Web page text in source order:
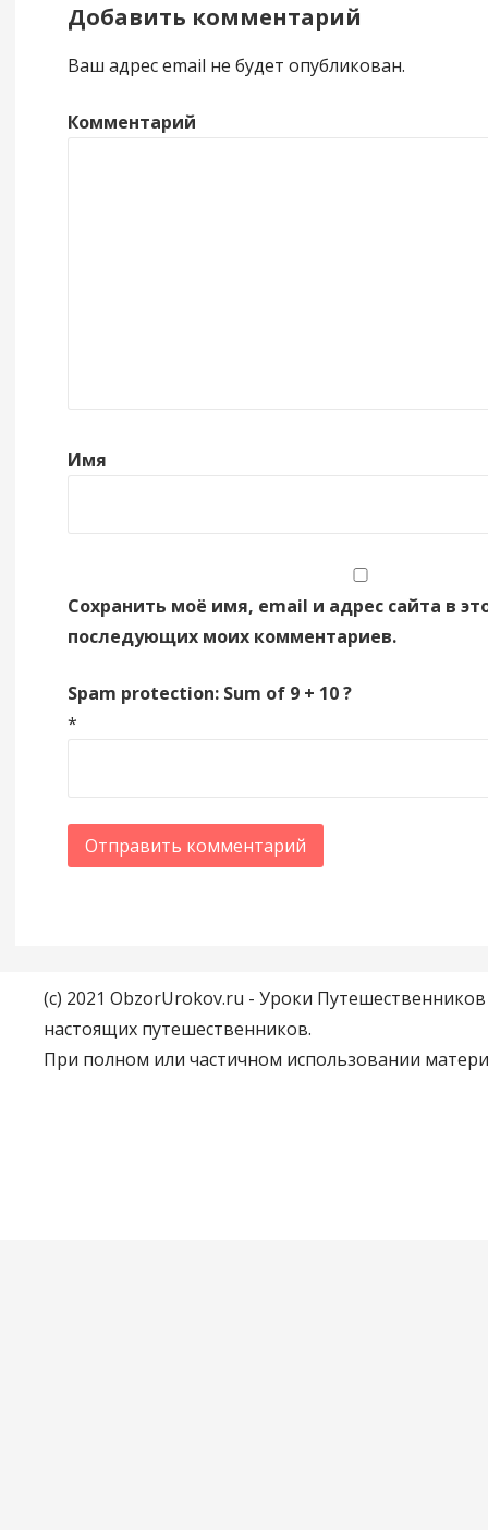
Добавить комментарий
Ваш адрес email не будет опубликован.
Комментарий
Имя
Сохранить моё имя, email и адрес сайта в
последующих моих комментариев.
Spam protection: Sum of 9 + 10 ?
*
(c) 2021 ObzorUrokov.ru - Уроки
настоящих путешественников.
При полном или частичном использовании